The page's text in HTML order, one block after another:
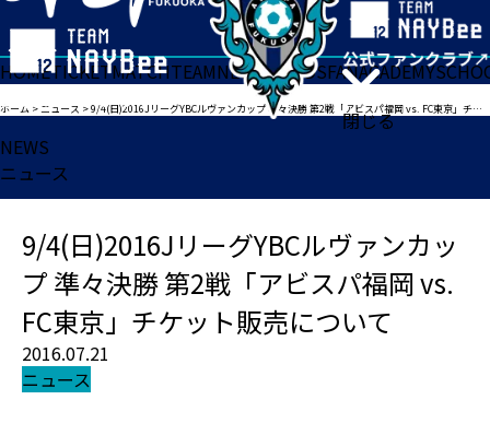
閉じる
HOMETICKETMATCHTEAMNEWSGOODSFANACADEMY
ホーム >ニュース >9/4(日)2016JリーグYBCルヴァンカップ 準々決勝 第2戦「アビスパ福岡 vs. FC東京」チケット販売について
NEWS
ニュース
9/4(日)2016JリーグYBCルヴァンカッ
プ 準々決勝 第2戦「アビスパ福岡 vs.
FC東京」チケット販売について
2016.07.21
ニュース